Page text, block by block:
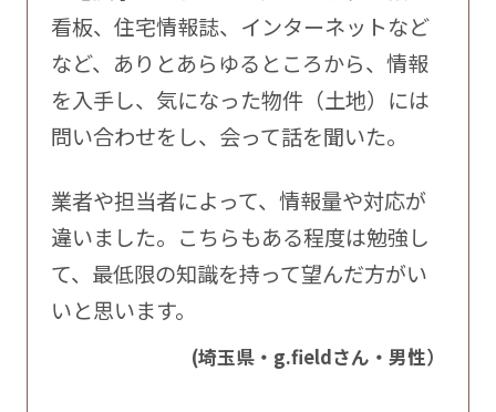
看板、住宅情報誌、インターネットなど
など、ありとあらゆるところから、情報
を入手し、気になった物件（土地）には
問い合わせをし、会って話を聞いた。
業者や担当者によって、情報量や対応が
違いました。こちらもある程度は勉強し
て、最低限の知識を持って望んだ方がい
いと思います。
(埼玉県・g.fieldさん・男性）